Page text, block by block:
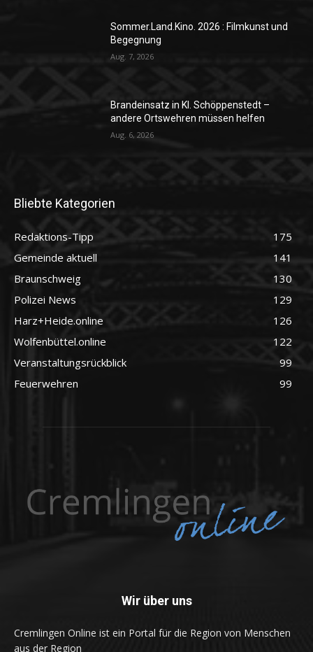
Sommer.Land.Kino. 2026 : Filmkunst und
Begegnung
Aug. 7, 2026
Brandeinsatz in Kl. Schöppenstedt –
andere Ortswehren müssen helfen
Aug. 6, 2026
Bliebte Kategorien
Redaktions-Tipp
175
Gemeinde aktuell
141
Braunschweig
130
Polizei News
129
Harz+Heide.online
126
Wolfenbüttel.online
122
Veranstaltungsrückblick
99
Feuerwehren
99
Wir über uns
Cremlingen Online ist ein Portal für die Region von Menschen
aus der Region